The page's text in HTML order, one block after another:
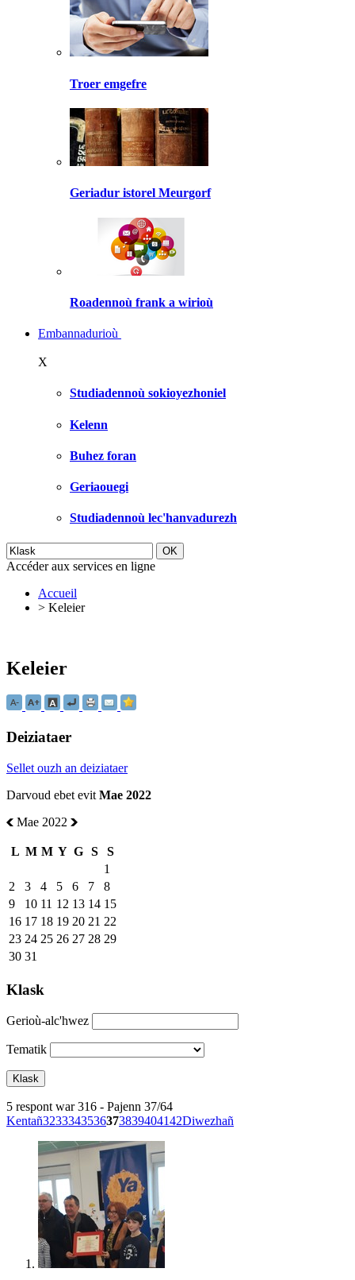
Troer emgefre
Geriadur istorel Meurgorf
Roadennoù frank a wirioù
Embannadurioù
X
Studiadennoù sokioyezhoniel
Kelenn
Buhez foran
Geriaouegi
Studiadennoù lec'hanvadurezh
Accéder aux services en ligne
Accueil
> Keleier
Keleier
Deiziataer
Sellet ouzh an deiziataer
Darvoud ebet evit Mae 2022
Mae 2022
L M M Y G S
S
1
2
3 4 5 6 7
8
9
10 11 12 13 14 15
16 17 18 19 20 21 22
23 24 25 26 27 28 29
30 31
Klask
Gerioù-alc'hwez
Tematik
5 respont war 316 - Pajenn 37/64
Kentañ3233343536373839404142Diwezhañ